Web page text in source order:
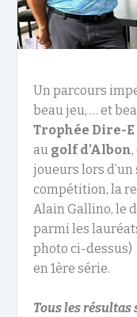
Un parcours
beau jeu, … et
Trophée Dire-E
au golf d’Albon
joueurs lors d’un
compétition, la
Alain Gallino, le
parmi les
photo ci-dessus)
en 1ère série.
Tous les résultas